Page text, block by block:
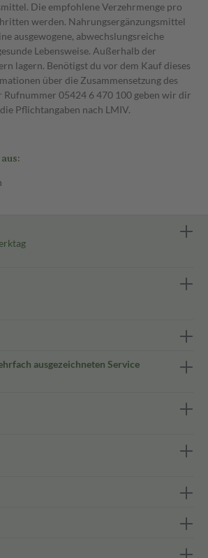
Die empfohlene Verzehrmenge pro
werden. Nahrungsergänzungsmittel
ausgewogene, abwechslungsreiche
Lebensweise. Außerhalb der
lagern. Benötigst du vor dem Kauf dieses
über die Zusammensetzung des
Rufnummer 05424 6 470 100 geben wir dir
Pflichtangaben nach LMIV.
ausgezeichneten Service